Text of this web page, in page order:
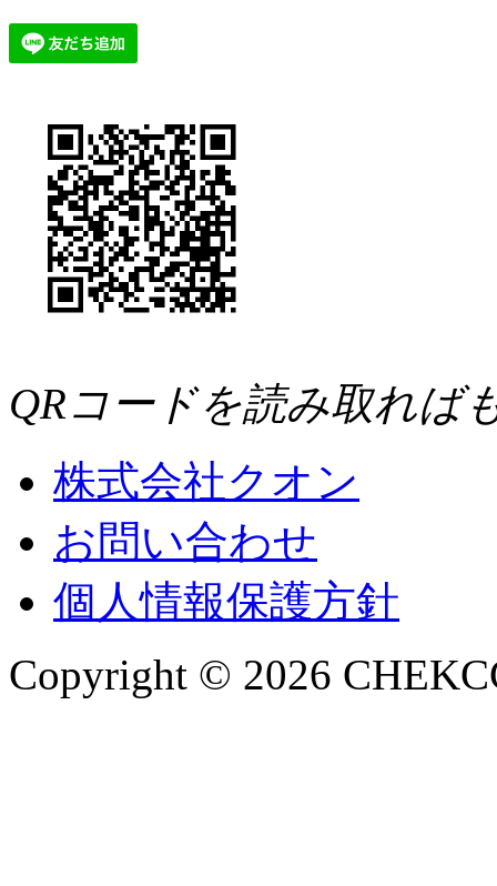
QRコードを読み取れば
株式会社クオン
お問い合わせ
個人情報保護方針
Copyright © 2026